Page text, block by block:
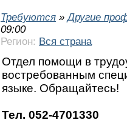
Требуются »Другие
09:00
Регион: Вся страна
Отдел помощи в
востребованным
языке. Обращайтесь!
Тел. 052-4701330